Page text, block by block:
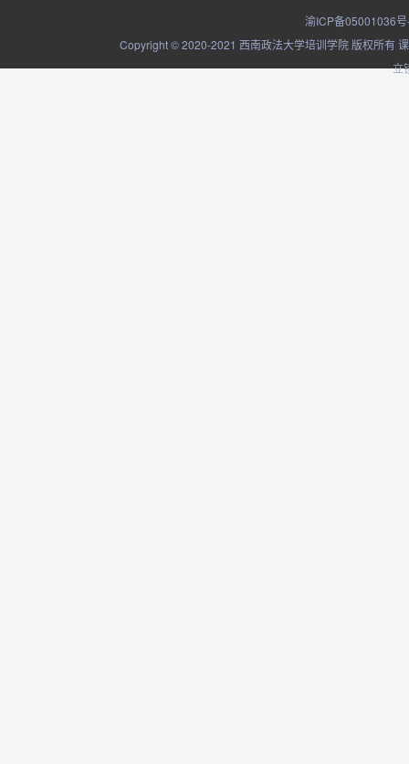
渝ICP备05001036
Copyright © 2020-2021 西南政法大学培训学院 版权所有
立